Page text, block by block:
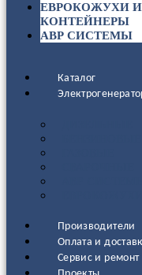
ЕВРОКОЖУХИ И
КОНТЕЙНЕРЫ
АВР СИСТЕМЫ
Каталог
Производители
Оплата и
Сервис и ремонт